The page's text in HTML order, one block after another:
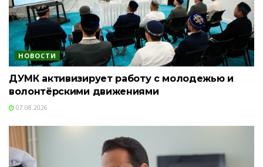
НОВОСТИ
ДУМК активизирует работу с молодежью и
волонтёрскими движениями
07.08.2026